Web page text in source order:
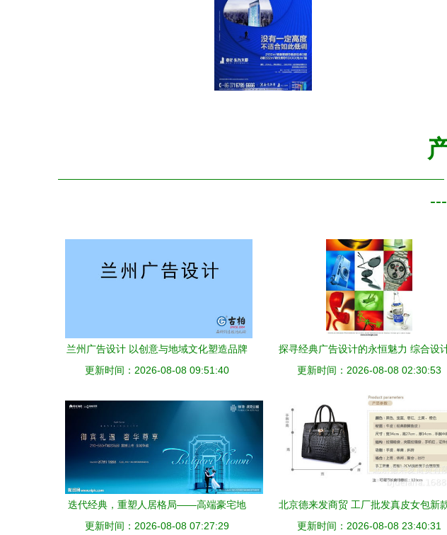
兰州广告设计 以创意与地域文化塑造品牌
力量
更新时间：2026-08-08 09:51:40
探寻经典广告设计的永恒魅力 综合设
片的艺术诠释
更新时间：2026-08-08 02:30:53
迭代经典，重塑人居格局——高端豪宅地
产广告设计全案解析
更新时间：2026-08-08 07:27:29
北京德来发商贸 工厂批发真皮女包新
鱼纹头层牛皮包，助代理开拓时尚市场
更新时间：2026-08-08 23:40:31